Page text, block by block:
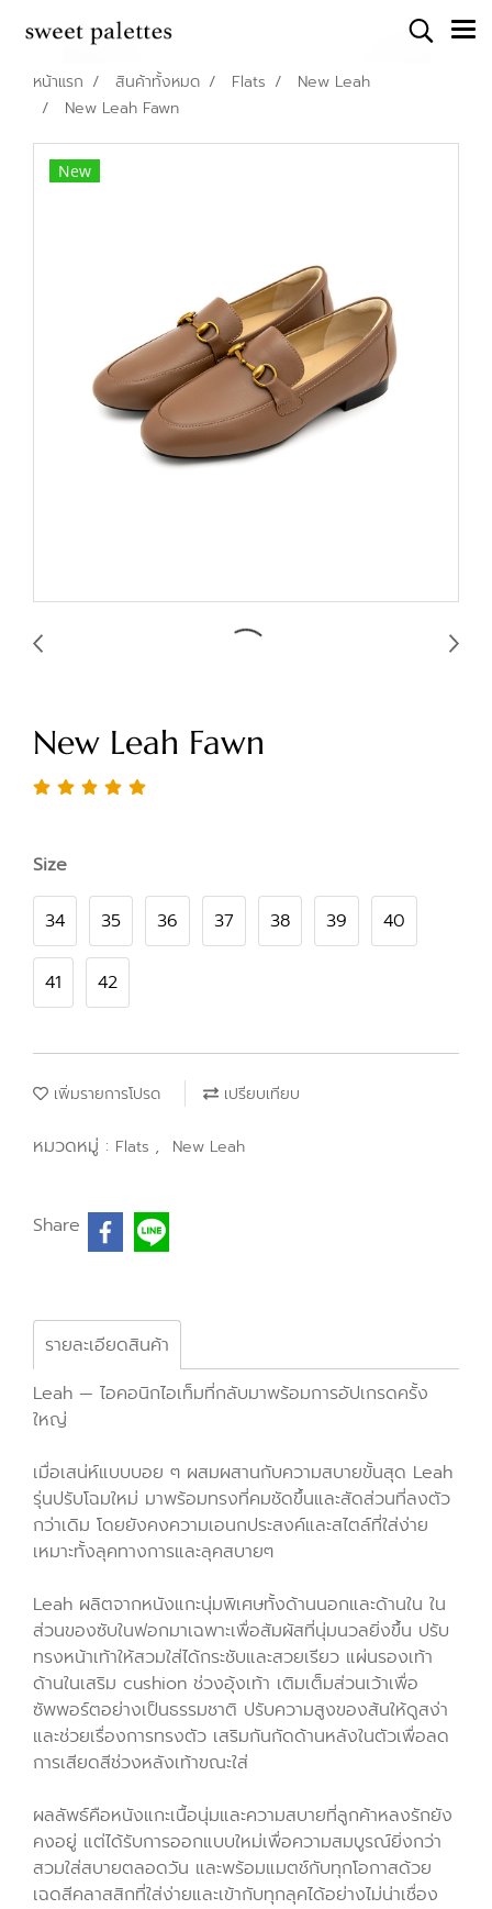
หน้าแรก สินค้าทั้งหมด Flats
New Leah
New Leah Fawn
New
New Leah Fawn
Size
34 35 36 37 38 39 40
41 42
เพิ่มรายการโปรด เปรียบเทียบ
หมวดหมู่ : Flats , New Leah
Share
รายละเอียดสินค้า
Leah — ไอคอนิกไอเท็มที่กลับมาพร้อมการอัปเกรดครั้ง
ใหญ่
เมื่อเสน่ห์แบบบอย ๆ ผสมผสานกับความสบายขั้นสุด Leah
รุ่นปรับโฉมใหม่ มาพร้อมทรงที่คมชัดขึ้นและสัดส่วนที่ลงตัว
กว่าเดิม โดยยังคงความเอนกประสงค์และสไตล์ที่ใส่ง่าย
เหมาะทั้งลุคทางการและลุคสบายๆ
Leah ผลิตจากหนังแกะนุ่มพิเศษทั้งด้านนอกและด้านใน ใน
ส่วนของซับในฟอกมาเฉพาะเพื่อสัมผัสที่นุ่มนวลยิ่งขึ้น ปรับ
ทรงหน้าเท้าให้สวมใส่ได้กระชับและสวยเรียว แผ่นรองเท้า
ด้านในเสริม cushion ช่วงอุ้งเท้า เติมเต็มส่วนเว้าเพื่อ
ซัพพอร์ตอย่างเป็นธรรมชาติ ปรับความสูงของส้นให้ดูสง่า
และช่วยเรื่องการทรงตัว เสริมกันกัดด้านหลังในตัวเพื่อลด
การเสียดสีช่วงหลังเท้าขณะใส่
ผลลัพธ์คือหนังแกะเนื้อนุ่มและความสบายที่ลูกค้าหลงรักยัง
คงอยู่ แต่ได้รับการออกแบบใหม่เพื่อความสมบูรณ์ยิ่งกว่า
สวมใส่สบายตลอดวัน และพร้อมแมตช์กับทุกโอกาสด้วย
เฉดสีคลาสสิกที่ใส่ง่ายและเข้ากับทุกลุคได้อย่างไม่น่าเชื่อง